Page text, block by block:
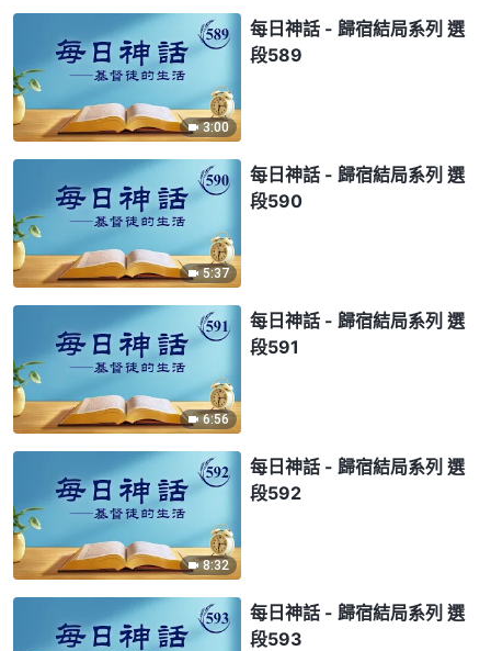
3:00
每日神話 - 歸宿結局系列 選
段589
5:37
每日神話 - 歸宿結局系列 選
段590
6:56
每日神話 - 歸宿結局系列 選
段591
8:32
每日神話 - 歸宿結局系列 選
段592
每日神話 - 歸宿結局系列 選
段593